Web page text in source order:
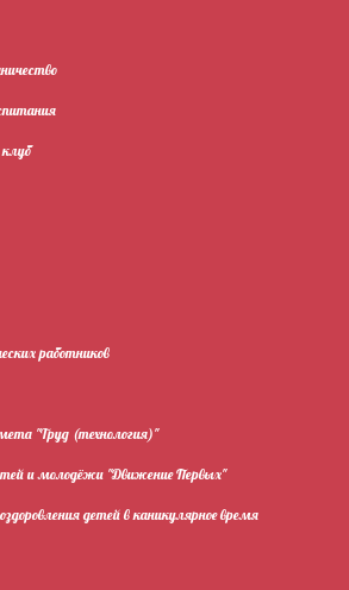
работников
"Труд (технология)"
и молодёжи "Движение Первых"
детей в каникулярное время